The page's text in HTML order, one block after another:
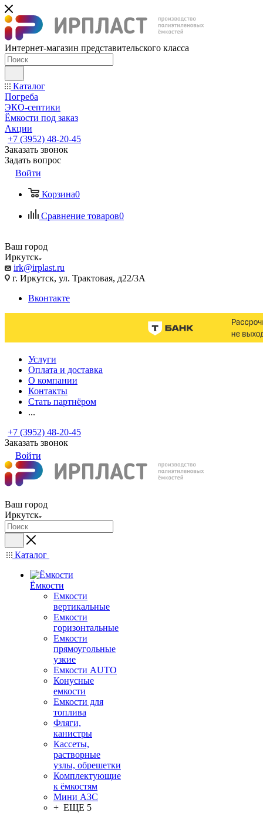
Интернет-магазин представительского класса
Каталог
Погреба
ЭКО-септики
Ёмкости под заказ
Акции
+7 (3952) 48-20-45
Заказать звонок
Задать вопрос
Войти
Корзина0
Сравнение товаров0
Ваш город
Иркутск
irk@irplast.ru
г. Иркутск, ул. Трактовая, д22/3А
Вконтакте
Услуги
Оплата и доставка
О компании
Контакты
Стать партнёром
...
+7 (3952) 48-20-45
Заказать звонок
Войти
Ваш город
Иркутск
Каталог
Ёмкости
Емкости
вертикальные
Емкости
горизонтальные
Емкости
прямоугольные
узкие
Емкости АUТО
Конусные
емкости
Емкости для
топлива
Фляги,
канистры
Кассеты,
растворные
узлы, обрешетки
Комплектующие
к ёмкостям
Мини АЗС
+ ЕЩЕ 5